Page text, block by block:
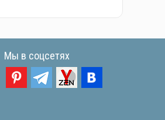
Мы в соцсетях